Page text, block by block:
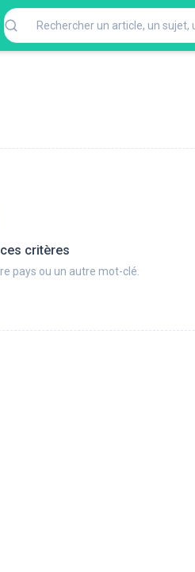
critères
pays ou un autre mot-clé.